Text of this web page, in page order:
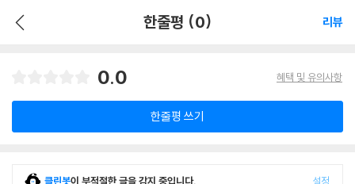
한줄평 (0) 리뷰
0.0 혜택 및 유의사항
한줄평 쓰기
클린봇이 부적절한 글을 감지 중입니다. 설정